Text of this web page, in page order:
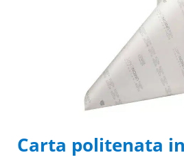
Carta politenata